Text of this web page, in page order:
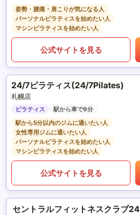
姿勢・腰痛・肩こりが気になる人
パーソナルピラティスを始めたい人
マシンピラティスを始めたい人
公式サイトを見る
24/7ピラティス(24/7Pilates)
札幌店
ピラティス
駅から車で9分
駅から5分以内のジムに通いたい人
女性専用ジムに通いたい人
パーソナルピラティスを始めたい人
マシンピラティスを始めたい人
公式サイトを見る
セントラルフィットネスクラブ24